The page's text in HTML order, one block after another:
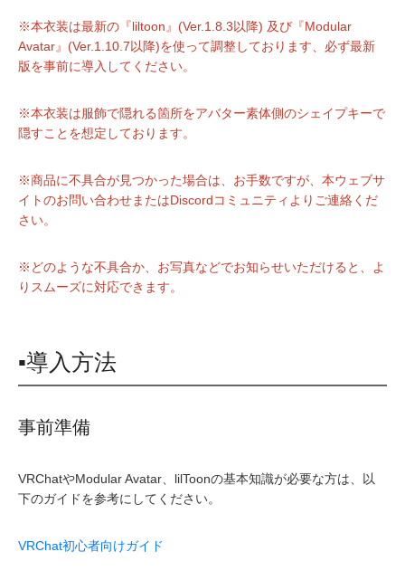
※本衣装は最新の『liltoon』(Ver.1.8.3以降) 及び『Modular
Avatar』(Ver.1.10.7以降)を使って調整しております、必ず最新
版を事前に導入してください。
※本衣装は服飾で隠れる箇所をアバター素体側のシェイプキーで
隠すことを想定しております。
※商品に不具合が見つかった場合は、お手数ですが、本ウェブサ
イトのお問い合わせまたはDiscordコミュニティよりご連絡くだ
さい。
※どのような不具合か、お写真などでお知らせいただけると、よ
りスムーズに対応できます。
▪導入方法
事前準備
VRChatやModular Avatar、lilToonの基本知識が必要な方は、以
下のガイドを参考にしてください。
VRChat初心者向けガイド